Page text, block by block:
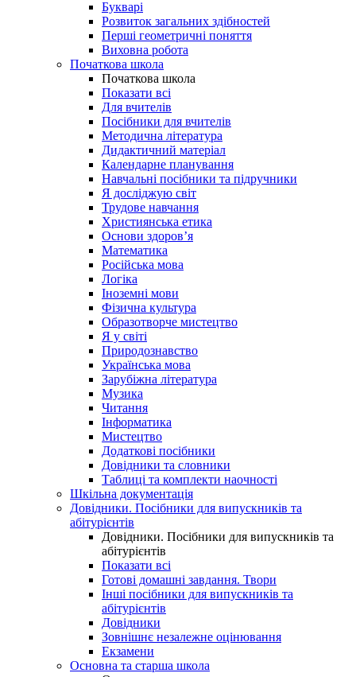
Букварі
Розвиток загальних здібностей
Перші геометричні поняття
Виховна робота
Початкова школа
Початкова школа
Показати всі
Для вчителів
Посібники для вчителів
Методична література
Дидактичний матеріал
Календарне планування
Навчальні посібники та підручники
Я досліджую світ
Трудове навчання
Християнська етика
Основи здоров’я
Математика
Російська мова
Логіка
Іноземні мови
Фізична культура
Образотворче мистецтво
Я у світі
Природознавство
Українська мова
Зарубіжна література
Музика
Читання
Інформатика
Мистецтво
Додаткові посібники
Довідники та словники
Таблиці та комплекти наочності
Шкільна документація
Довідники. Посібники для випускників та
абітурієнтів
Довідники. Посібники для випускників та
абітурієнтів
Показати всі
Готові домашні завдання. Твори
Інші посібники для випускників та
абітурієнтів
Довідники
Зовнішнє незалежне оцінювання
Екзамени
Основна та старша школа